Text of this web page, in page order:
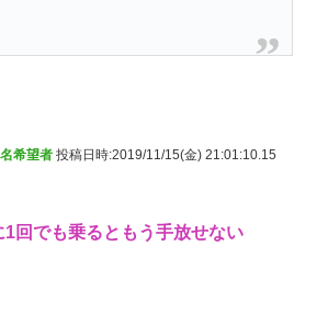
希望者 投稿日時:2019/11/15(金) 21:01:10.15
1回でも乗るともう手放せない